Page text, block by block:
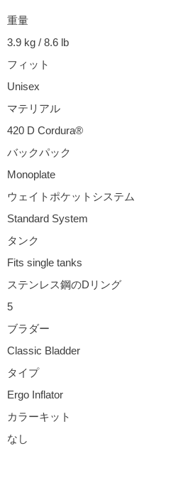
重量
3.9 kg / 8.6 lb
フィット
Unisex
マテリアル
420 D Cordura®
バックパック
Monoplate
ウェイトポケットシステム
Standard System
タンク
Fits single tanks
ステンレス鋼のDリング
5
ブラダー
Classic Bladder
タイプ
Ergo Inflator
カラーキット
なし